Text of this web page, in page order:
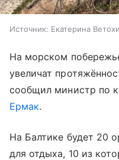
Источник: Екатерина
На морском
увеличат
сообщил министр по
Ермак.
На Балтике будет 20
для отдыха, 10 из